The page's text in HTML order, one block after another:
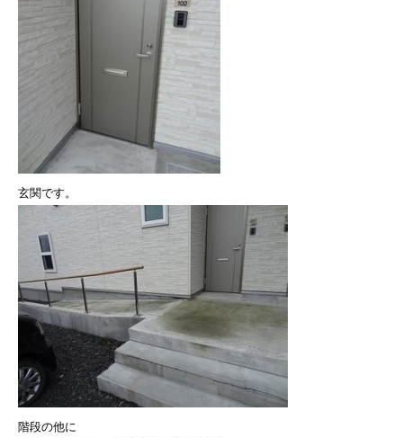
玄関です。
階段の他に